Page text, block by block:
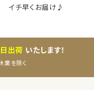
イチ早くお届け♪
出荷 いたします！
業を除く